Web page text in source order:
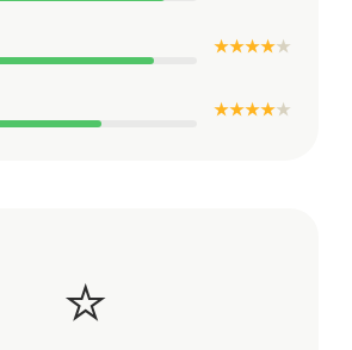
★ ★ ★ ★★
★ ★ ★ ★★
⭐